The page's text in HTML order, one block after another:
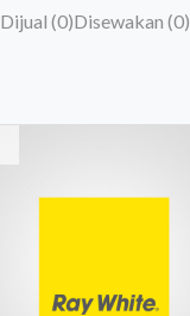
Dijual (0)Disewakan (0)